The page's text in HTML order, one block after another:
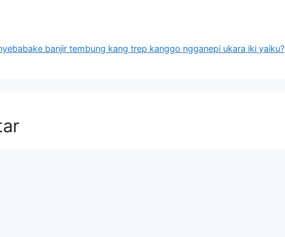
banjir tembung kang trep kanggo ngganepi ukara iki yaiku?